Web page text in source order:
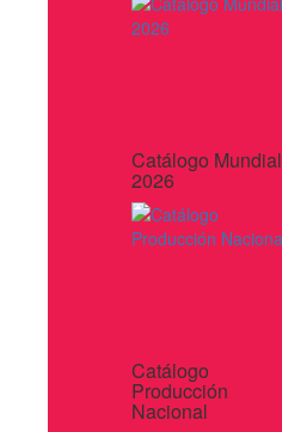
Catálogo Mundial
2026
Catálogo
Producción
Nacional